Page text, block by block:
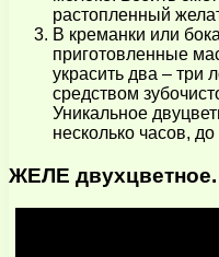
растопленный
В креманки или
приготовленные
украсить два – три
средством
Уникальное
несколько часов,
ЖЕЛЕ